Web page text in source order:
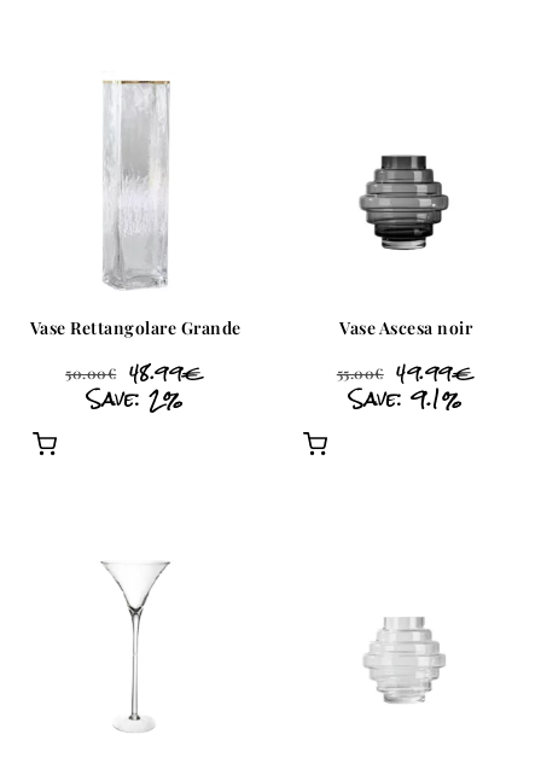
Vase Rettangolare Grande
50.00€ 48.99€
Save: 2%
Vase Ascesa noir
55.00€ 49.99€
Save: 9.1%